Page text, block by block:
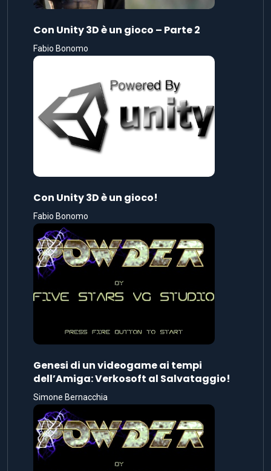
Con Unity 3D è un gioco!
Genesi di un videogame ai tempi
dell’Amiga: Verkosoft al Salvataggio!
Simone Bernacchia
Genesi di un videogame ai tempi
dell’Amiga: La lunga e tetra ora del tè
dell’anima
Simone Bernacchia